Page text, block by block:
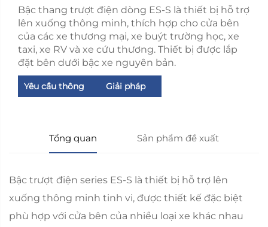
Bậc thang trượt điện dòng ES-S là thiết bị hỗ trợ
lên xuống thông minh, thích hợp cho cửa bên
của các xe thương mại, xe buýt trường học, xe
taxi, xe RV và xe cứu thương. Thiết bị được lắp
đặt bên dưới bậc xe nguyên bản.
Yêu cầu thông
Giải pháp
Tổng quan Sản phẩm đề xuất
Bậc trượt điện series ES-S là thiết bị hỗ trợ lên
xuống thông minh tinh vi, được thiết kế đặc biệt
phù hợp với cửa bên của nhiều loại xe khác nhau